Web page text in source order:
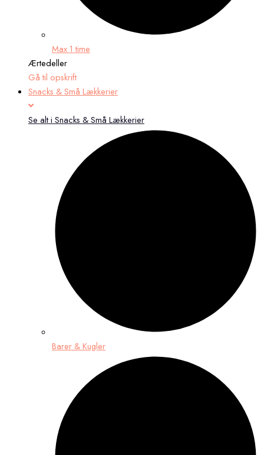
Max 1 time
Ærtedeller
Gå til opskrift
Snacks & Små Lækkerier
Se alt i Snacks & Små Lækkerier
Barer & Kugler